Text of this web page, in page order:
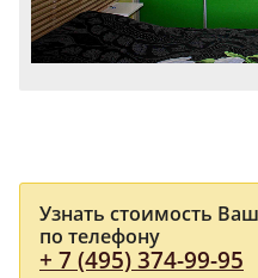
Узнать стоимость
по телефону
+ 7 (495) 374-99-95